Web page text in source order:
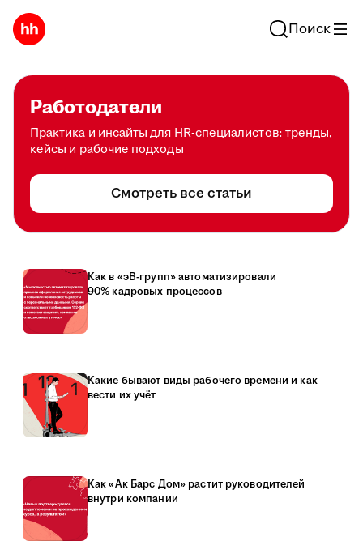
Поиск
Работодатели
Практика и инсайты для HR-специалистов: тренды,
кейсы и рабочие подходы
Смотреть все статьи
Как в «эВ-групп» автоматизировали
90% кадровых процессов
Какие бывают виды рабочего времени и как
вести их учёт
Как «Ак Барс Дом» растит руководителей
внутри компании